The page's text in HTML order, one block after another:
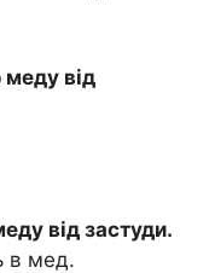
меду від
від застуди.
в мед.